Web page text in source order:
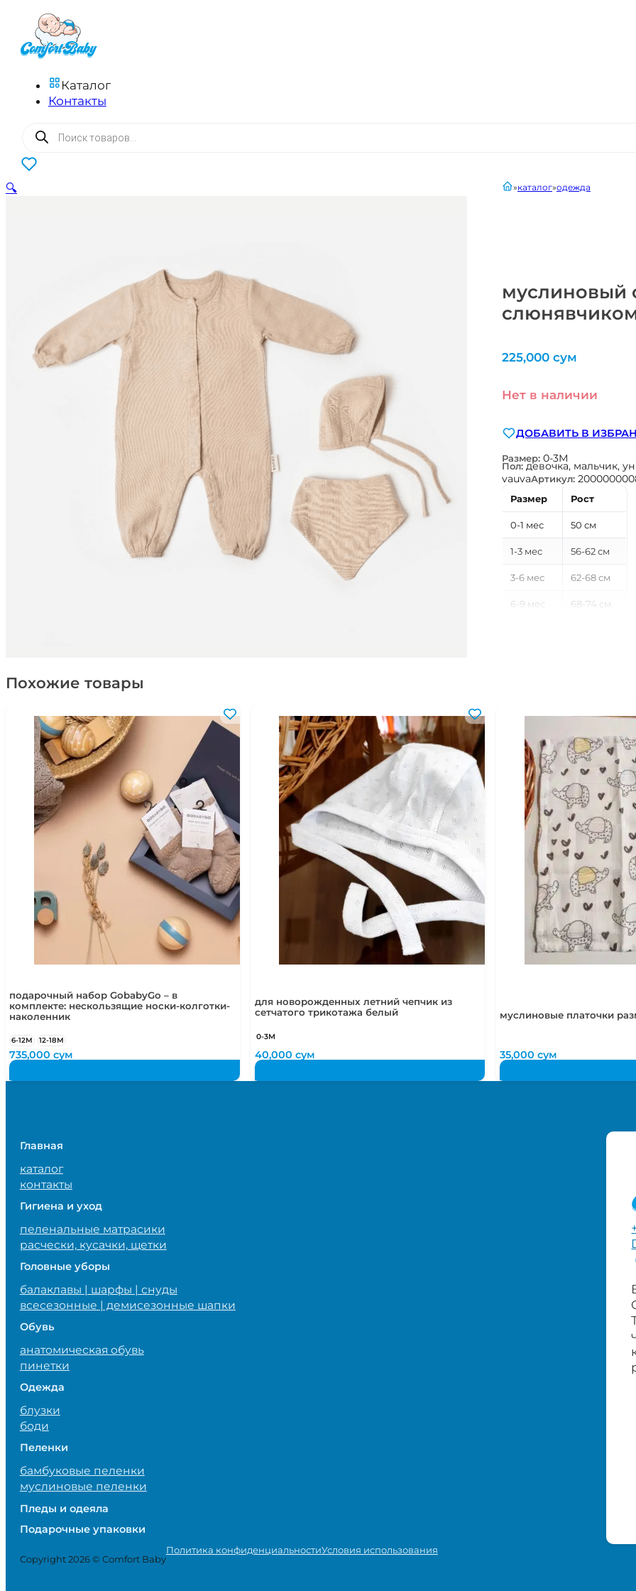
Каталог
Контакты
Поиск
товаров
0
муслиновый
главнаякаталог одежда
225,000 сум
Нет в наличии
ДОБАВИТЬ В
Размер: 0-3М
Пол:девочка, мальчик,
vauvaАртикул:
Размер Рост
0-1 мес 50 см
1-3 мес 56-62 см
3-6 мес 62-68 см
6-9 мес 68-74 см
98-104 см
4-5 лет 104-110 см
5-6 лет 110-116 см
🔍
Похожие товары
подарочный набор GobabyGo – в
комплекте: нескользящие носки-колготки-
наколенник
6-12М 12-18М
735,000сум
для новорожденных летний чепчик из
сетчатого трикотажа белый
0-3М
40,000 сум
муслиновые платочки
35,000сум
Главная
каталог
контакты
Гигиена и уход
пеленальные матрасики
расчески, кусачки, щетки
Головные уборы
балаклавы | шарфы | снуды
всесезонные | демисезонные шапки
Обувь
анатомическая обувь
пинетки
Одежда
блузки
боди
Пеленки
бамбуковые пеленки
муслиновые пеленки
Пледы и одеяла
Подарочные упаковки
Copyright 2026 © Comfort Baby
Политика конфиденциальностиУсловия использования